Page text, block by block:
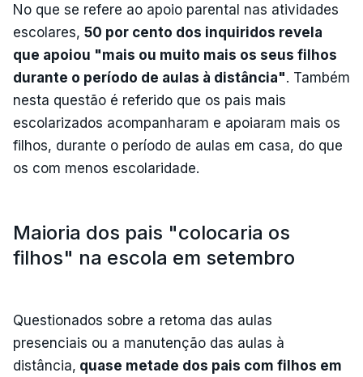
No que se refere ao apoio parental nas atividades
escolares, 50 por cento dos inquiridos revela
que apoiou "mais ou muito mais os seus filhos
durante o período de aulas à distância". Também
nesta questão é referido que os pais mais
escolarizados acompanharam e apoiaram mais os
filhos, durante o período de aulas em casa, do que
os com menos escolaridade.
Maioria dos pais "colocaria os
filhos" na escola em setembro
Questionados sobre a retoma das aulas
presenciais ou a manutenção das aulas à
distância, quase metade dos pais com filhos em